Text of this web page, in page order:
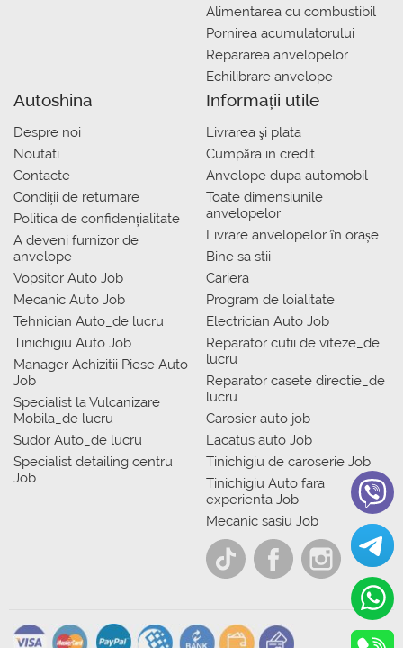
Alimentarea cu combustibil
Pornirea acumulatorului
Repararea anvelopelor
Echilibrare anvelope
Autoshina
Despre noi
Noutati
Contacte
Condiții de returnare
Politica de confidențialitate
A deveni furnizor de
anvelope
Vopsitor Auto Job
Mecanic Auto Job
Tehnician Auto_de lucru
Tinichigiu Auto Job
Manager Achizitii Piese Auto
Job
Specialist la Vulcanizare
Mobila_de lucru
Sudor Auto_de lucru
Specialist detailing centru
Job
Informații utile
Livrarea şi plata
Сumpăra in credit
Anvelope dupa automobil
Toate dimensiunile
anvelopelor
Livrare anvelopelor în orașe
Bine sa stii
Cariera
Program de loialitate
Electrician Auto Job
Reparator cutii de viteze_de
lucru
Reparator casete directie_de
lucru
Carosier auto job
Lacatus auto Job
Tinichigiu de caroserie Job
Tinichigiu Auto fara
experienta Job
Mecanic sasiu Job